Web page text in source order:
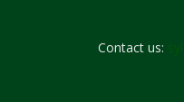
Contact us: